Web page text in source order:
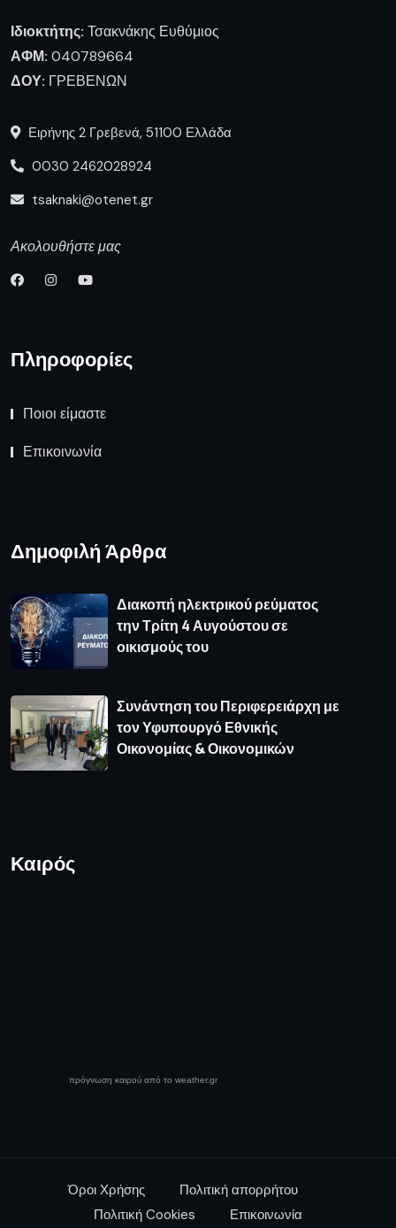
Ιδιοκτήτης: Τσακνάκης Ευθύμιος
ΑΦΜ: 040789664
ΔΟΥ: ΓΡΕΒΕΝΩΝ
Ειρήνης 2 Γρεβενά, 51100 Ελλάδα
0030 2462028924
tsaknaki@otenet.gr
Ακολουθήστε μας
Πληροφορίες
Ποιοι είμαστε
Επικοινωνία
Δημοφιλή Άρθρα
Διακοπή ηλεκτρικού ρεύματος
την Τρίτη 4 Αυγούστου σε
οικισμούς του
Συνάντηση του Περιφερειάρχη με
τον Υφυπουργό Εθνικής
Οικονομίας & Οικονομικών
Καιρός
πρόγνωση καιρού από το weather.gr
Όροι Χρήσης
Πολιτική απορρήτου
Πολιτική Cookies
Επικοινωνία